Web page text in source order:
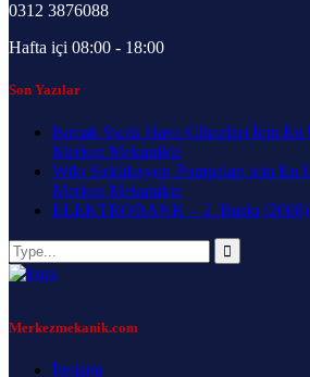
0312 3876088
Hafta içi 08:00 - 18:00
Son Yazılar
Isımak Sıcak Hava Cihazları İçin
Merkez Mekanikte
Wilo Sirkülasyon Pompaları için En
Merkez Mekanikte
ELEKTROBANK – 2. Baskı (2008)
Merkezmekanik.com
İletişim